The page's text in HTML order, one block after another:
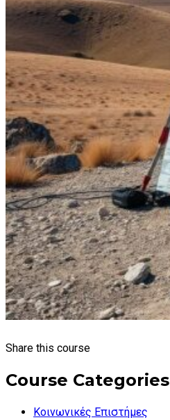
Share this course
Course Categories
Κοινωνικές Επιστήμες